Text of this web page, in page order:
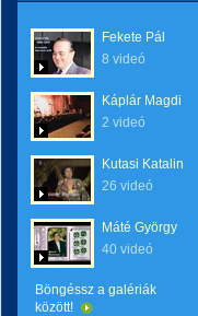
Fekete Pál
8 videó
Káplár Magdi
2 videó
Kutasi Katalin
26 videó
Máté György
40 videó
Böngéssz a galériák
között!